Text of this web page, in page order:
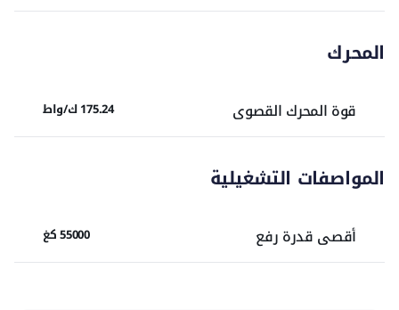
المحرك
قوة المحرك القصوى 175.24 ك/واط
المواصفات التشغيلية
أقصى قدرة رفع 55000 كغ